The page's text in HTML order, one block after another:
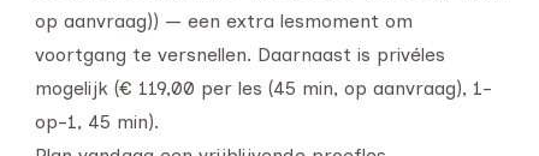
op aanvraag)) — een extra lesmoment om
voortgang te versnellen. Daarnaast is privéles
mogelijk (€ 119,00 per les (45 min, op aanvraag), 1-
op-1, 45 min).